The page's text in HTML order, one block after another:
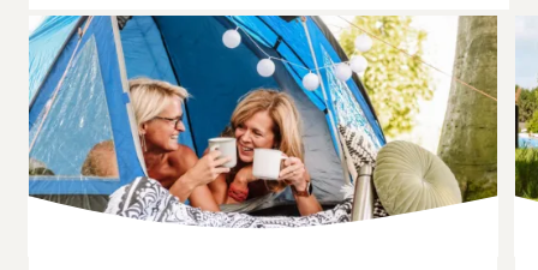
Contact
Werken bij
Mijn Flevo Natuur